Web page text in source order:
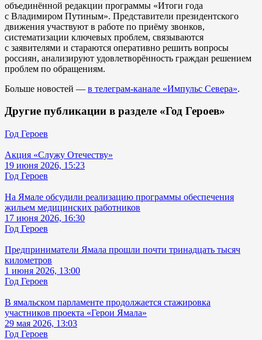
объединённой редакции программы «Итоги года
с Владимиром Путиным». Представители президентского
движения участвуют в работе по приёму звонков,
систематизации ключевых проблем, связываются
с заявителями и стараются оперативно решить вопросы
россиян, анализируют удовлетворённость граждан решением
проблем по обращениям.
Больше новостей — в телеграм-канале «Импульс Севера».
Другие публикации в разделе «Год Героев»
Год Героев
Акция «Служу Отечеству»
19 июня 2026, 15:23
Год Героев
На Ямале обсудили реализацию программы обеспечения
жильем медицинских работников
17 июня 2026, 16:30
Год Героев
Предприниматели Ямала прошли почти тринадцать тысяч
километров
1 июня 2026, 13:00
Год Героев
В ямальском парламенте продолжается стажировка
участников проекта «Герои Ямала»
29 мая 2026, 13:03
Год Героев